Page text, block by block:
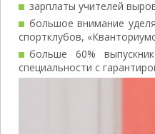
зарплаты учителей
большое внимание
спортклубов,
больше 60%
специальности с